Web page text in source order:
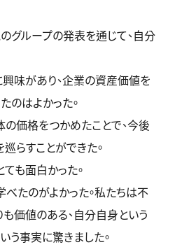
グループの発表を通じて、自分
味があり、企業の資産価値を
のはよかった。
価格をつかめたことで、今後
巡らすことができた。
も面白かった。
たのがよかった。私たちは不
価値のある、自分自身という
う事実に驚きました。